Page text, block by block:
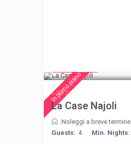
In primo piano
La Case Najoli
Noleggi a breve termine
Guests: 4 Min. Nights: